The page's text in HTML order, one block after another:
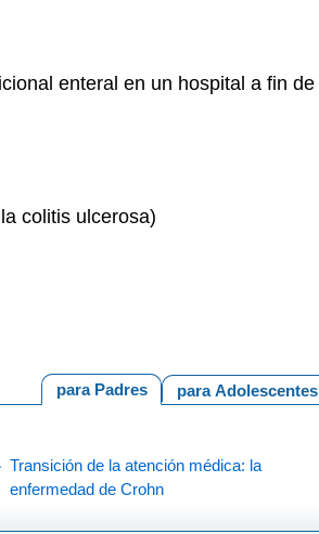
enteral en un hospital a fin de
colitis ulcerosa)
para Adolescentes
para Padres
Transición de la atención médica: la
enfermedad de Crohn